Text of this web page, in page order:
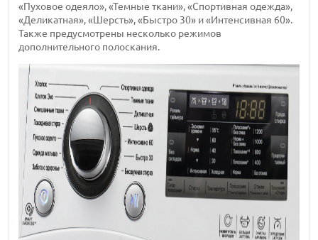
«Пуховое одеяло», «Темные ткани», «Спортивная одежда»,
«Деликатная», «Шерсть», «Быстро 30» и «Интенсивная 60».
Также предусмотрены несколько режимов
дополнительного полоскания.